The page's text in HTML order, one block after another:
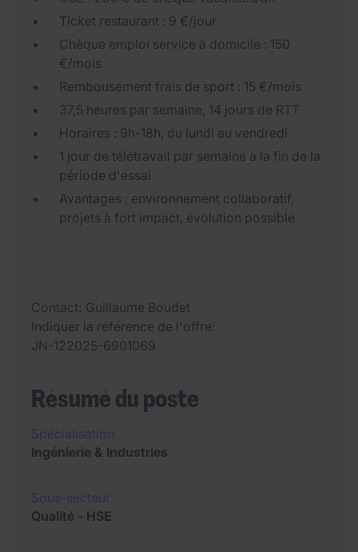
Ticket restaurant : 9 €/jour
Chèque emploi service à domicile : 150
€/mois
Rembousement frais de sport : 15 €/mois
37,5 heures par semaine, 14 jours de RTT
Horaires : 9h-18h, du lundi au vendredi
1 jour de télétravail par semaine à la fin de la
période d'essai
Avantages : environnement collaboratif,
projets à fort impact, évolution possible
Contact Guillaume Boudet
Indiquer la référence de l'offre
JN-122025-6901069
Résumé du poste
Ingénierie & Industries
Qualité - HSE